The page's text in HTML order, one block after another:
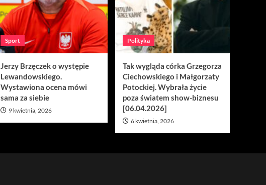
Sport
Jerzy Brzęczek o występie
Lewandowskiego.
Wystawiona ocena mówi
sama za siebie
9 kwietnia, 2026
Polityka
Tak wygląda córka Grzegorza
Ciechowskiego i Małgorzaty
Potockiej. Wybrała życie
poza światem show-biznesu
[06.04.2026]
6 kwietnia, 2026